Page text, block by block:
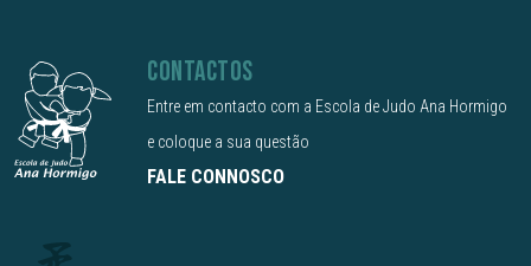
CONTACTOS
Entre em contacto com a Escola de Judo Ana Hormigo
e coloque a sua questão
FALE CONNOSCO